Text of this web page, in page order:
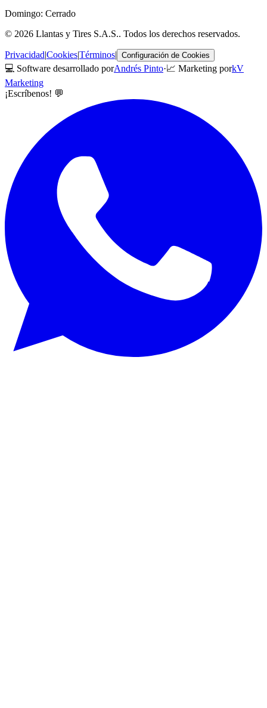
Domingo: Cerrado
© 2026 Llantas y Tires S.A.S.. Todos los derechos reservados.
Privacidad|Cookies|Términos| Configuración de Cookies
💻 Software desarrollado porAndrés Pinto·📈 Marketing porkV
Marketing
¡Escríbenos! 💬